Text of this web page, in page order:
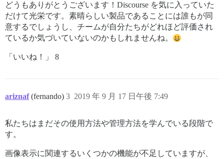
どうもありがとうございます！Discourse を気に入っていた
だけて光栄です。素晴らしい製品であることには誰もが同
意するでしょうし、チームが自分たちがどれほど評価され
ているか気づいていないのかもしれませんね。
「いいね！」 8
ariznaf (fernando) 2019 年 9 月 17 日午後 7:49
3
私たちはまだその使用方法や管理方法を学んでいる段階で
す。
画像表示に関連するいくつかの機能が不足していますが、